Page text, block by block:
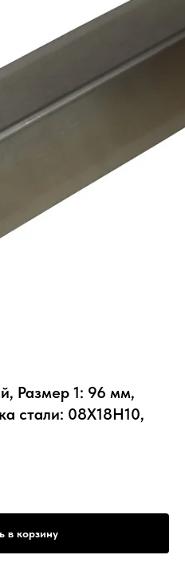
Размер 1: 96 мм,
стали: 08Х18Н10,
в корзину